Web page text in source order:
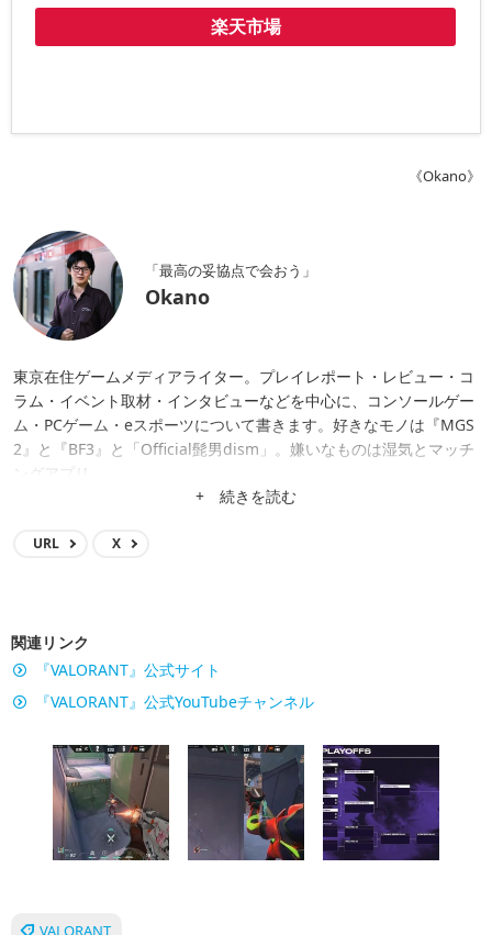
楽天市場
《Okano》
「最高の妥協点で会おう」
Okano
東京在住ゲームメディアライター。プレイレポート・レビュー・コ
ラム・イベント取材・インタビューなどを中心に、コンソールゲー
ム・PCゲーム・eスポーツについて書きます。好きなモノは『MGS
2』と『BF3』と「Official髭男dism」。嫌いなものは湿気とマッチ
ングアプリ。
+ 続きを読む
URL X
関連リンク
『VALORANT』公式サイト
『VALORANT』公式YouTubeチャンネル
VALORANT